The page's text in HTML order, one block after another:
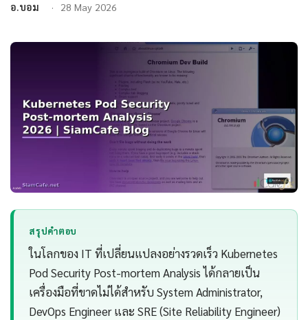
อ.บอม 28 May 2026
สรุปคำตอบ
ในโลกของ IT ที่เปลี่ยนแปลงอย่างรวดเร็ว Kubernetes
Pod Security Post-mortem Analysis ได้กลายเป็น
เครื่องมือที่ขาดไม่ได้สำหรับ System Administrator,
DevOps Engineer และ SRE (Site Reliability Engineer)